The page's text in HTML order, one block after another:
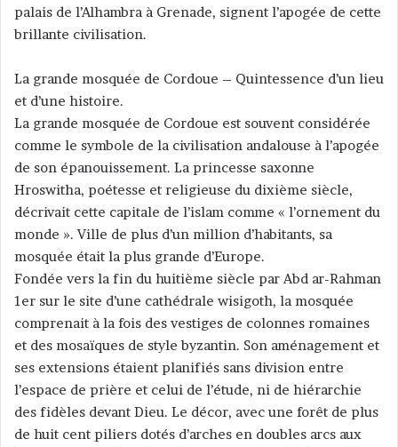
r
u
c
o
u
r
palais de l’Alhambra à Grenade, signent l’apogée de cette
brillante civilisation.
La grande mosquée de Cordoue – Quintessence d’un lieu
et d’une histoire.
La grande mosquée de Cordoue est souvent considérée
comme le symbole de la civilisation andalouse à l’apogée
de son épanouissement. La princesse saxonne
Hroswitha, poétesse et religieuse du dixième siècle,
décrivait cette capitale de l’islam comme « l’ornement du
monde ». Ville de plus d’un million d’habitants, sa
mosquée était la plus grande d’Europe.
Fondée vers la fin du huitième siècle par Abd ar-Rahman
1er sur le site d’une cathédrale wisigoth, la mosquée
comprenait à la fois des vestiges de colonnes romaines
et des mosaïques de style byzantin. Son aménagement et
ses extensions étaient planifiés sans division entre
l’espace de prière et celui de l’étude, ni de hiérarchie
des fidèles devant Dieu. Le décor, avec une forêt de plus
de huit cent piliers dotés d’arches en doubles arcs aux